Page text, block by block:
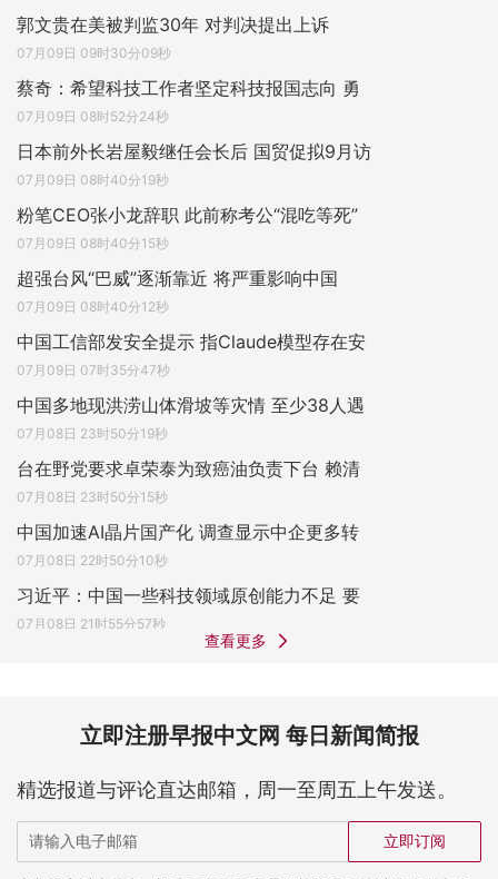
郭文贵在美被判监30年 对判决提出上诉
07月09日 09时30分09秒
蔡奇：希望科技工作者坚定科技报国志向 勇
07月09日 08时52分24秒
日本前外长岩屋毅继任会长后 国贸促拟9月访
07月09日 08时40分19秒
粉笔CEO张小龙辞职 此前称考公“混吃等死”
07月09日 08时40分15秒
超强台风“巴威”逐渐靠近 将严重影响中国
07月09日 08时40分12秒
中国工信部发安全提示 指Claude模型存在安
07月09日 07时35分47秒
中国多地现洪涝山体滑坡等灾情 至少38人遇
07月08日 23时50分19秒
台在野党要求卓荣泰为致癌油负责下台 赖清
07月08日 23时50分15秒
中国加速AI晶片国产化 调查显示中企更多转
07月08日 22时50分10秒
习近平：中国一些科技领域原创能力不足 要
07月08日 21时55分57秒
查看更多
立即注册早报中文网 每日新闻简报
精选报道与评论直达邮箱，周一至周五上午发送。
立即订阅